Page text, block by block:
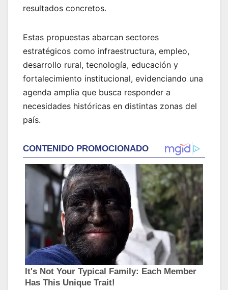
resultados concretos.
Estas propuestas abarcan sectores
estratégicos como infraestructura, empleo,
desarrollo rural, tecnología, educación y
fortalecimiento institucional, evidenciando una
agenda amplia que busca responder a
necesidades históricas en distintas zonas del
país.